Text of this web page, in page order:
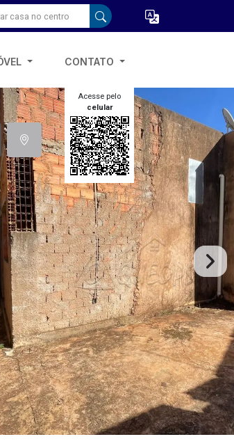
CONTATO
Acesse pelo
celular